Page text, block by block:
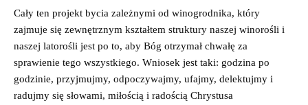
Cały ten projekt bycia zależnymi od winogrodnika, który
zajmuje się zewnętrznym kształtem struktury naszej winorośli i
naszej latorośli jest po to, aby Bóg otrzymał chwałę za
sprawienie tego wszystkiego. Wniosek jest taki: godzina po
godzinie, przyjmujmy, odpoczywajmy, ufajmy, delektujmy i
radujmy się słowami, miłością i radością Chrystusa